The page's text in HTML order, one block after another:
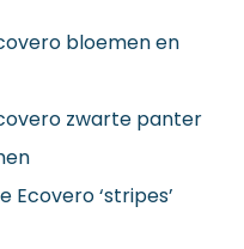
bloemen en
zwarte panter
Ecovero ‘stripes’